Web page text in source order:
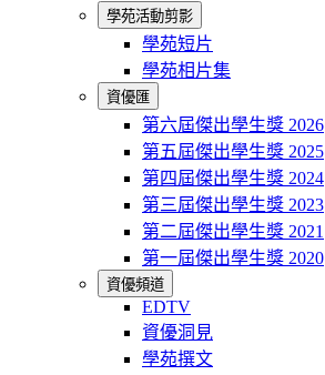
學苑活動剪影
學苑短片
學苑相片集
資優匯
第六屆傑出學生獎 2026
第五屆傑出學生獎 2025
第四屆傑出學生獎 2024
第三屆傑出學生獎 2023
第二屆傑出學生獎 2021
第一屆傑出學生獎 2020
資優頻道
EDTV
資優洞見
學苑撰文